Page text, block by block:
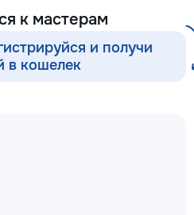
сервисных:
посредников,
обойдется на
⚙️ Оригинальные
к мастерам
и получи
в кошелек